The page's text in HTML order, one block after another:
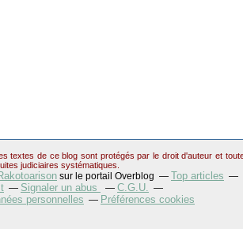
textes de ce blog sont protégés par le droit d'auteur et
judiciaires systématiques.
sur le portail Overblog
Top articles
Signaler un abus
C.G.U.
personnelles
Préférences cookies